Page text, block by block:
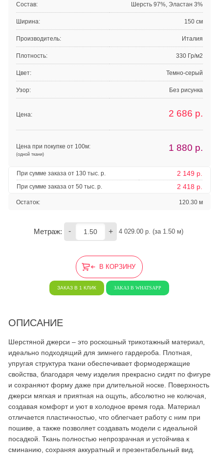
Состав: Шерсть 97%, Эластан 3%
Ширина: 150 см
Производитель: Италия
Плотность: 330 Гр/м2
Цвет: Темно-серый
Узор: Без рисунка
Цена: 2 686 р.
Цена при покупке от 100м:
(одной ткани)
1 880 р.
При сумме заказа от 130 тыс. р. 2 149 р.
При сумме заказа от 50 тыс. р. 2 418 р.
Остаток: 120.30 м
Метраж: - + 4 029.00 р. (за 1.50 м)
В КОРЗИНУ
ЗАКАЗ В 1 КЛИК ЗАКАЗ В WHATSAPP
ОПИСАНИЕ
Шерстяной джерси – это роскошный трикотажный материал,
идеально подходящий для зимнего гардероба. Плотная,
упругая структура ткани обеспечивает формодержащие
свойства, благодаря чему изделия прекрасно сидят по фигуре
и сохраняют форму даже при длительной носке. Поверхность
джерси мягкая и приятная на ощупь, абсолютно не колючая,
создавая комфорт и уют в холодное время года. Материал
отличается пластичностью, что облегчает работу с ним при
пошиве, а также позволяет создавать модели с идеальной
посадкой. Ткань полностью непрозрачная и устойчива к
сминанию, сохраняя аккуратный и презентабельный вид.